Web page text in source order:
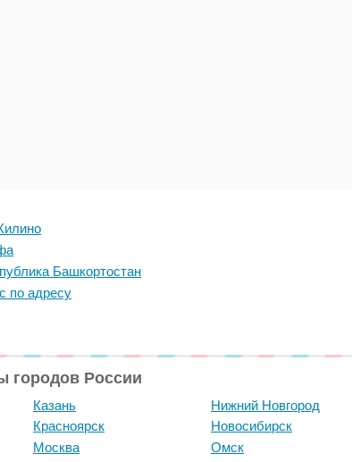
Башкортостан
по адресу
городов России
Казань
Красноярск
Москва
Нижний Новгород
Новосибирск
Омск